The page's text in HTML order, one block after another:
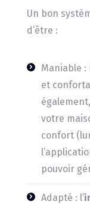
Un bon
d’être :
Maniable
et
votre
confort
pouvoir
Adapté : l’